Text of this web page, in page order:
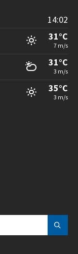
14:02
31°C
7 m/s
31°C
3 m/s
35°C
3 m/s